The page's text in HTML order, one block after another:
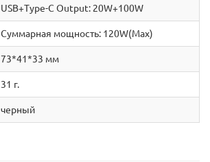
USB+Type-C Output: 20W+100W
Суммарная мощность: 120W(Max)
73*41*33 мм
31 г.
черный